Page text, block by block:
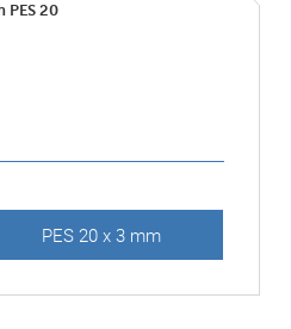
PES 20
PES 20 x 3 mm